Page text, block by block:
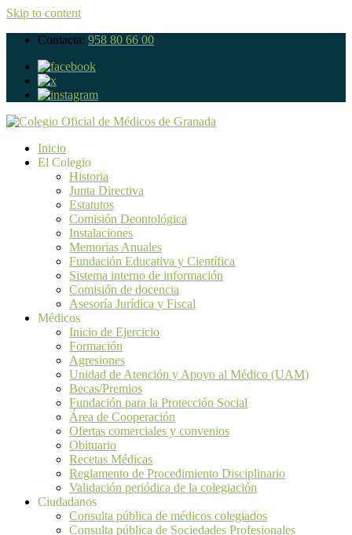
Skip to content
Contacta: 958 80 66 00
Inicio
El Colegio
Historia
Junta Directiva
Estatutos
Comisión Deontológica
Instalaciones
Memorias Anuales
Fundación Educativa y Científica
Sistema interno de información
Comisión de docencia
Asesoría Jurídica y Fiscal
Médicos
Inicio de Ejercicio
Formación
Agresiones
Unidad de Atención y Apoyo al Médico (UAM)
Becas/Premios
Fundación para la Protección Social
Área de Cooperación
Ofertas comerciales y convenios
Obituario
Recetas Médicas
Reglamento de Procedimiento Disciplinario
Validación periódica de la colegiación
Ciudadanos
Consulta pública de médicos colegiados
Consulta pública de Sociedades Profesionales